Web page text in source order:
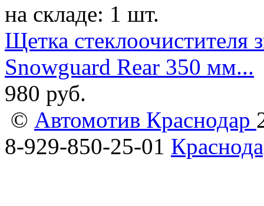
на складе: 1 шт.
Щетка стеклоочистителя
Snowguard Rear 350 мм...
980 руб.
© Автомотив Краснодар
8-929-850-25-01